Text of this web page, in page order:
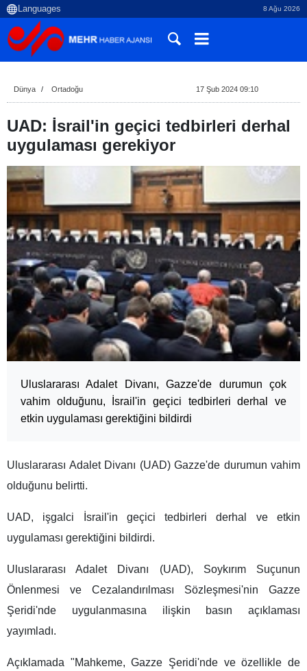
8 Ağu 2026
Dünya Ortadoğu 17 Şub 2024 09:10
UAD: İsrail'in geçici tedbirleri derhal
uygulaması gerekiyor
Uluslararası Adalet Divanı, Gazze'de durumun çok
vahim olduğunu, İsrail'in geçici tedbirleri derhal ve
etkin uygulaması gerektiğini bildirdi
Uluslararası Adalet Divanı (UAD) Gazze'de durumun vahim
olduğunu belirtti.
UAD, işgalci İsrail'in geçici tedbirleri derhal ve etkin
uygulaması gerektiğini bildirdi.
Uluslararası Adalet Divanı (UAD), Soykırım Suçunun
Önlenmesi ve Cezalandırılması Sözleşmesi'nin Gazze
Şeridi'nde uygulanmasına ilişkin basın açıklaması
yayımladı.
Açıklamada "Mahkeme, Gazze Şeridi'nde ve özellikle de